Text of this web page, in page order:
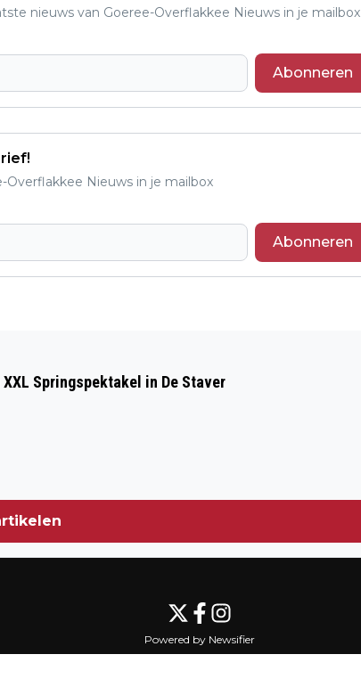
nieuws van Goeree-Overflakkee Nieuws in je mailbox
Abonneren
Overflakkee Nieuws in je mailbox
Abonneren
ZELF GROENTEN EN FRUIT KWEKEN
Springspektakel in De Staver
Powered by Newsifier